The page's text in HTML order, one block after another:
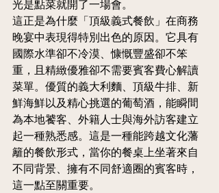
光是點菜就開了一場會。
這正是為什麼「頂級義式餐飲」在商務
晚宴中表現得特別出色的原因。它具有
國際水準卻不冷漠、慷慨豐盛卻不笨
重，且精緻優雅卻不需要賓客費心解讀
菜單。優質的義大利麵、頂級牛排、新
鮮海鮮以及精心挑選的葡萄酒，能瞬間
為本地饕客、外籍人士與海外訪客建立
起一種熟悉感。這是一種能跨越文化藩
籬的餐飲形式，當你的餐桌上坐著來自
不同背景、擁有不同舒適圈的賓客時，
這一點至關重要。